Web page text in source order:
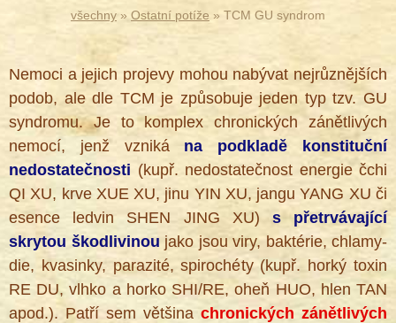
všechny » Ostatní potíže » TCM GU syndrom
Nemoci a jejich projevy mohou nabývat nejrůznějších
podob, ale dle TCM je způsobuje jeden typ tzv. GU
syndromu. Je to komplex chronických zánětlivých
nemocí, jenž vzniká na podkladě konstituční
nedostatečnosti (kupř. nedostatečnost energie čchi
QI XU, krve XUE XU, jinu YIN XU, jangu YANG XU či
esence ledvin SHEN JING XU) s přetrvávající
skrytou škodlivinou jako jsou viry, baktérie, chlamy­
die, kvasinky, parazité, spirochéty (kupř. horký toxin
RE DU, vlhko a horko SHI/RE, oheň HUO, hlen TAN
apod.). Patří sem většina chronických zánětlivých
®